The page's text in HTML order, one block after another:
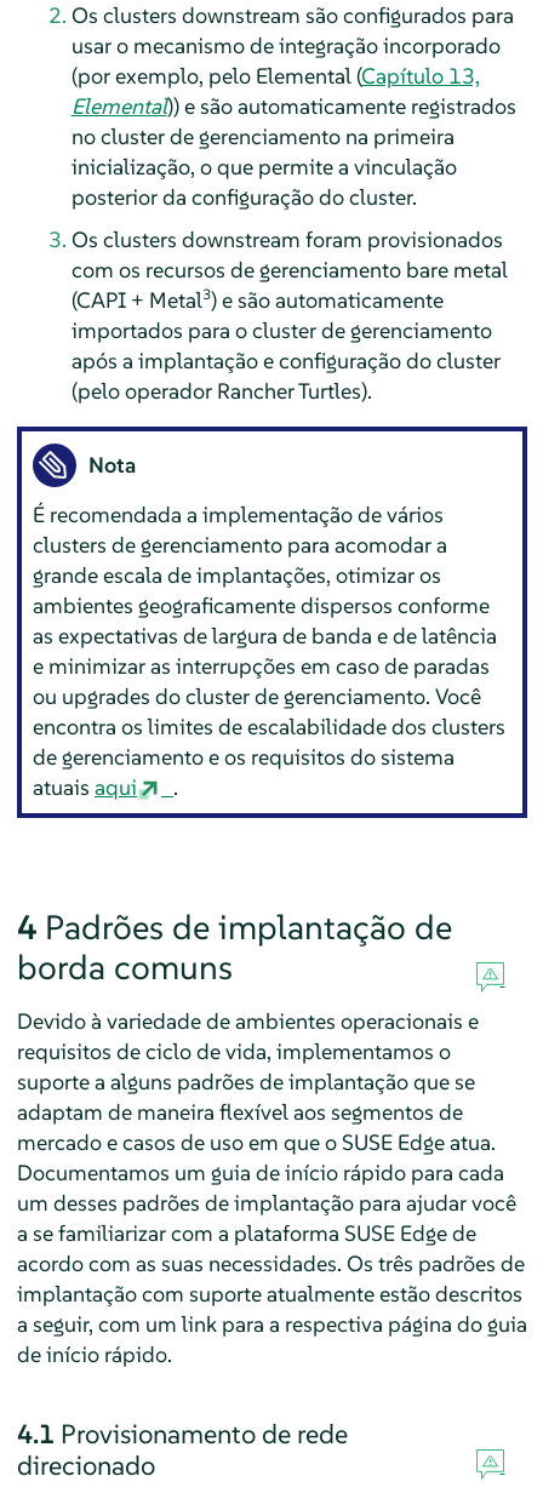
Os clusters downstream são configurados para
usar o mecanismo de integração incorporado
(por exemplo, pelo Elemental (Capítulo 13,
Elemental)) e são automaticamente registrados
no cluster de gerenciamento na primeira
inicialização, o que permite a vinculação
posterior da configuração do cluster.
Os clusters downstream foram provisionados
com os recursos de gerenciamento bare metal
(CAPI + Metal3) e são automaticamente
importados para o cluster de gerenciamento
após a implantação e configuração do cluster
(pelo operador Rancher Turtles).
Nota
É recomendada a implementação de vários
clusters de gerenciamento para acomodar a
grande escala de implantações, otimizar os
ambientes geograficamente dispersos conforme
as expectativas de largura de banda e de latência
e minimizar as interrupções em caso de paradas
ou upgrades do cluster de gerenciamento. Você
encontra os limites de escalabilidade dos clusters
de gerenciamento e os requisitos do sistema
atuaisaqui .
4 Padrões de implantação de
borda comuns
Devido à variedade de ambientes operacionais e
requisitos de ciclo de vida, implementamos o
suporte a alguns padrões de implantação que se
adaptam de maneira flexível aos segmentos de
mercado e casos de uso em que o SUSE Edge atua.
Documentamos um guia de início rápido para cada
um desses padrões de implantação para ajudar você
a se familiarizar com a plataforma SUSE Edge de
acordo com as suas necessidades. Os três padrões de
implantação com suporte atualmente estão descritos
a seguir, com um link para a respectiva página do guia
de início rápido.
4.1 Provisionamento de rede
direcionado